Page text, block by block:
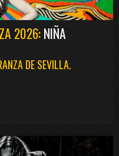
2026:NIÑA
DE SEVILLA.